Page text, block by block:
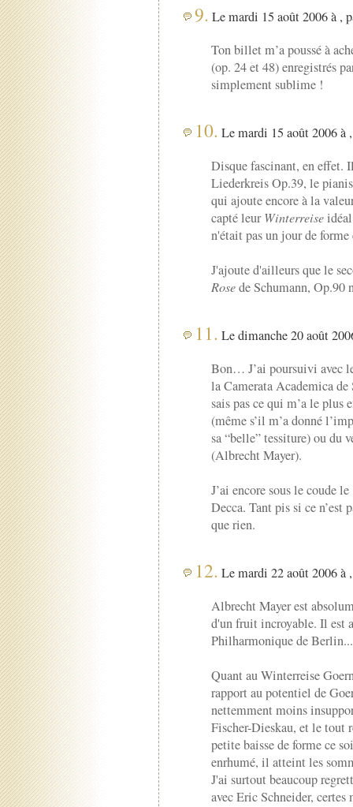
9. Le mardi 15 août 2006 à ,
Ton billet m’a poussé à
(op. 24 et 48) enregistrés
simplement sublime !
10. Le mardi 15 août 2006 à
Disque fascinant, en effet.
Liederkreis Op.39, le
qui ajoute encore à la
capté leurWinterreiseidéal
n'était pas un jour de
J'ajoute d'ailleurs que le
Rosede Schumann, Op.90
11. Le dimanche 20 août
Bon… J’ai poursuivi avec
la Camerata Academica
sais pas ce qui m’a le plus
(même s’il m’a donné
sa “belle” tessiture) ou du
(Albrecht Mayer).
J’ai encore sous le coude le
Decca. Tant pis si ce n’est
que rien.
12. Le mardi 22 août 2006 à
Albrecht Mayer est
d'un fruit incroyable. Il est
Philharmonique de Berlin...
Quant au Winterreise
rapport au potentiel de
nettemment moins
Fischer-Dieskau, et le tout
petite baisse de forme ce
enrhumé, il atteint les
J'ai surtout beaucoup
avec Eric Schneider, certes